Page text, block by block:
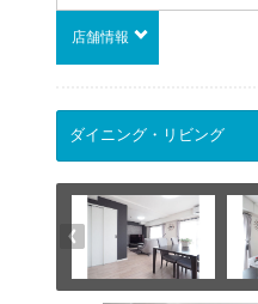
店舗情報